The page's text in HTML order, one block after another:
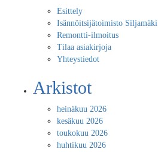
Esittely
Isännöitsijätoimisto Siljamäki
Remontti-ilmoitus
Tilaa asiakirjoja
Yhteystiedot
Arkistot
heinäkuu 2026
kesäkuu 2026
toukokuu 2026
huhtikuu 2026